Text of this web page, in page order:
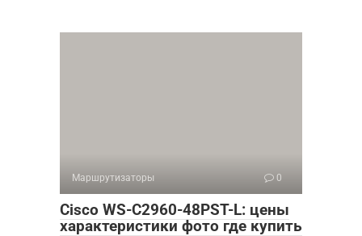
Маршрутизаторы 0
Cisco WS-C2960-48PST-L: цены
характеристики фото где купить